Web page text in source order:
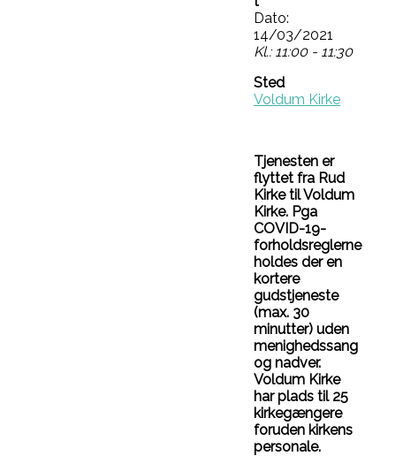
Dato:
14/03/2021
Kl.: 11:00 - 11:30
Sted
Voldum Kirke
Tjenesten er
flyttet fra Rud
Kirke til Voldum
Kirke. Pga
COVID-19-
forholdsreglerne
holdes der en
kortere
gudstjeneste
(max. 30
minutter) uden
menighedssang
og nadver.
Voldum Kirke
har plads til 25
kirkegængere
foruden kirkens
personale.